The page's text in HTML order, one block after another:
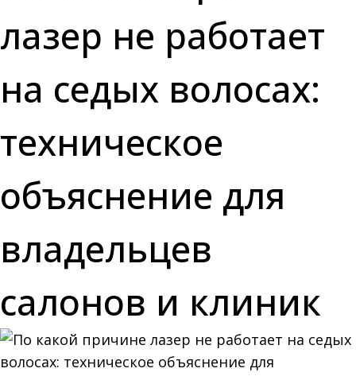
лазер не работает
на седых волосах:
техническое
объяснение для
владельцев
салонов и клиник